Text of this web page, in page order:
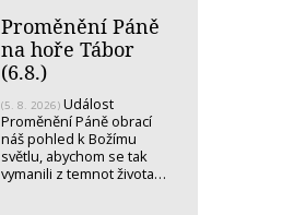
Proměnění Páně
na hoře Tábor
(6.8.)
(5. 8. 2026) Událost
Proměnění Páně obrací
náš pohled k Božímu
světlu, abychom se tak
vymanili z temnot života…